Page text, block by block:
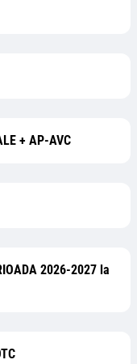
+ AP-AVC
2026-2027 la